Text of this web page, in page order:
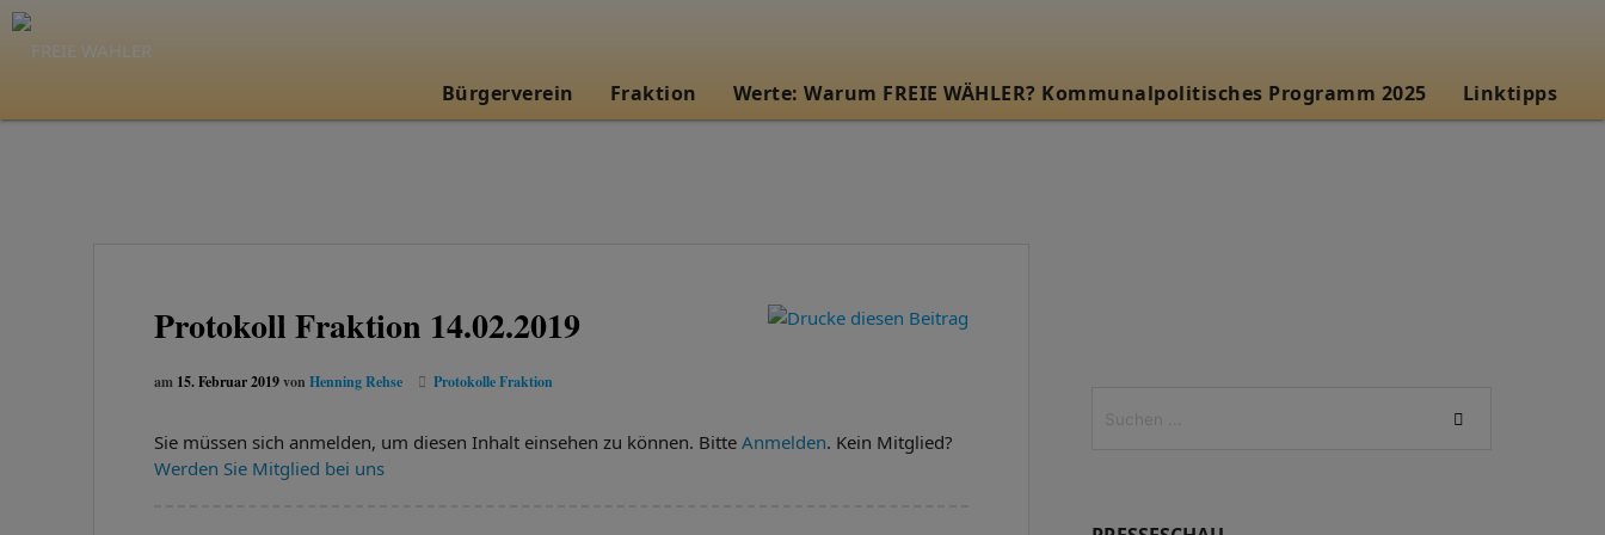
Bürgerverein Fraktion Werte: Warum FREIE WÄHLER? Kommunalpolitisches Programm 2025 Linktipps
Protokoll Fraktion 14.02.2019
am 15. Februar 2019vonHenning Rehse Protokolle Fraktion
Sie müssen sich anmelden, um diesen Inhalt einsehen zu können. BitteAnmelden. Kein Mitglied?
Werden Sie Mitglied bei uns